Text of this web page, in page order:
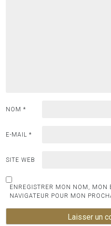
NOM *
E-MAIL *
SITE WEB
ENREGISTRER MON NOM, MON
NAVIGATEUR POUR MON